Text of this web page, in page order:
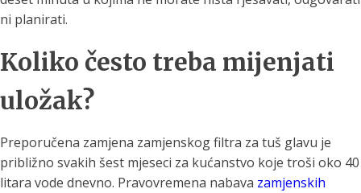
ni planirati.
Koliko često treba mijenjati
uložak?
Preporučena zamjena zamjenskog filtra za tuš glavu je
približno svakih šest mjeseci za kućanstvo koje troši oko 40
litara vode dnevno. Pravovremena nabava zamjenskih